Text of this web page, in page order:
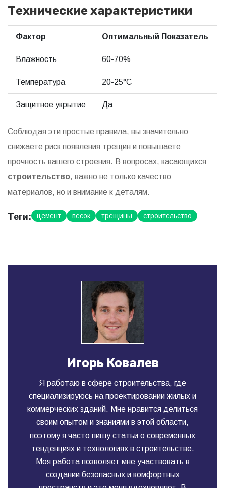
Технические характеристики
Фактор Оптимальный Показатель
Влажность 60-70%
Температура 20-25°C
Защитное укрытие Да
Соблюдая эти простые правила, вы значительно
снижаете риск появления трещин и повышаете
прочность вашего строения. В вопросах, касающихся
строительство, важно не только качество
материалов, но и внимание к деталям.
Теги: цемент песок трещины строительство
Игорь Ковалев
Я работаю в сфере строительства, где
специализируюсь на проектировании жилых и
коммерческих зданий. Мне нравится делиться
своим опытом и знаниями в этой области,
поэтому я часто пишу статьи о современных
тенденциях и технологиях в строительстве.
Моя работа позволяет мне участвовать в
создании безопасных и комфортных